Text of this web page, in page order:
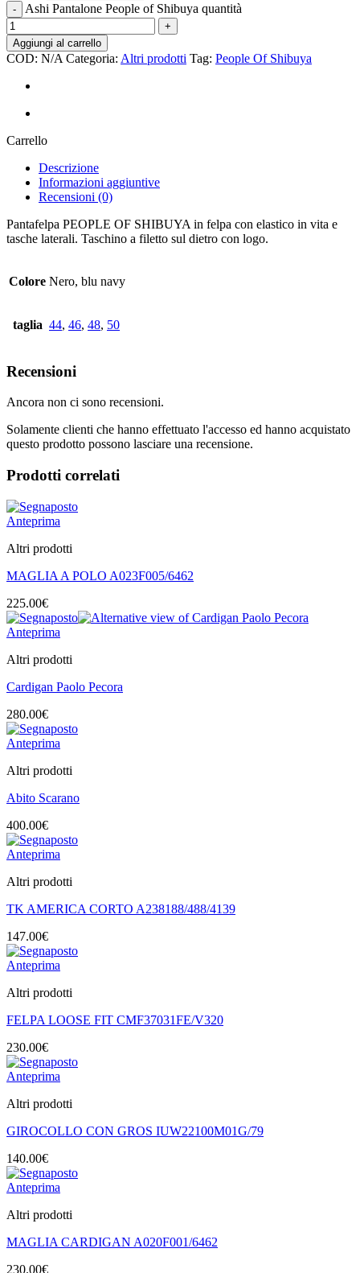
Ashi Pantalone People of Shibuya quantità
Aggiungi al carrello
COD: N/A Categoria: Altri prodotti Tag: People Of Shibuya
Carrello
Descrizione
Informazioni aggiuntive
Recensioni (0)
Pantafelpa PEOPLE OF SHIBUYA in felpa con elastico in vita e
tasche laterali. Taschino a filetto sul dietro con logo.
Colore Nero, blu navy
taglia 44, 46, 48, 50
Recensioni
Ancora non ci sono recensioni.
Solamente clienti che hanno effettuato l'accesso ed hanno acquistato
questo prodotto possono lasciare una recensione.
Prodotti correlati
Anteprima
Altri prodotti
MAGLIA A POLO A023F005/6462
225.00€
Anteprima
Altri prodotti
Cardigan Paolo Pecora
280.00€
Anteprima
Altri prodotti
Abito Scarano
400.00€
Anteprima
Altri prodotti
TK AMERICA CORTO A238188/488/4139
147.00€
Anteprima
Altri prodotti
FELPA LOOSE FIT CMF37031FE/V320
230.00€
Anteprima
Altri prodotti
GIROCOLLO CON GROS IUW22100M01G/79
140.00€
Anteprima
Altri prodotti
MAGLIA CARDIGAN A020F001/6462
230.00€